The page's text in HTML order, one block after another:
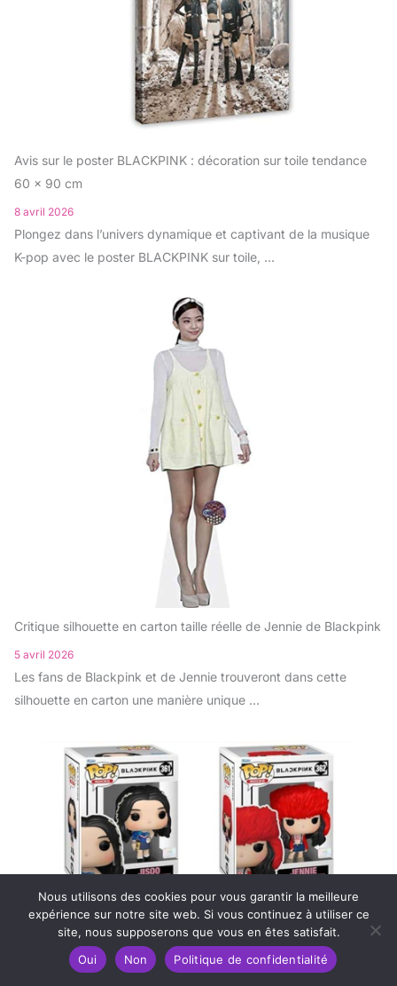
Avis sur le poster BLACKPINK : décoration sur toile tendance
60 x 90 cm
8 avril 2026
Plongez dans l’univers dynamique et captivant de la musique
K-pop avec le poster BLACKPINK sur toile, ...
Critique silhouette en carton taille réelle de Jennie de Blackpink
5 avril 2026
Les fans de Blackpink et de Jennie trouveront dans cette
silhouette en carton une manière unique ...
Nous utilisons des cookies pour vous garantir la meilleure
expérience sur notre site web. Si vous continuez à utiliser ce
site, nous supposerons que vous en êtes satisfait.
Oui
Non Politique de confidentialité